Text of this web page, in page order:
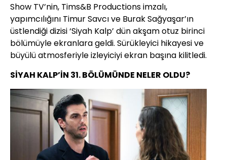
Show TV’nin, Tims&B Productions imzalı,
yapımcılığını Timur Savcı ve Burak Sağyaşar’ın
üstlendiği dizisi ‘Siyah Kalp’ dün akşam otuz birinci
bölümüyle ekranlara geldi. Sürükleyici hikayesi ve
büyülü atmosferiyle izleyiciyi ekran başına kilitledi.
SİYAH KALP’İN 31. BÖLÜMÜNDE NELER OLDU?